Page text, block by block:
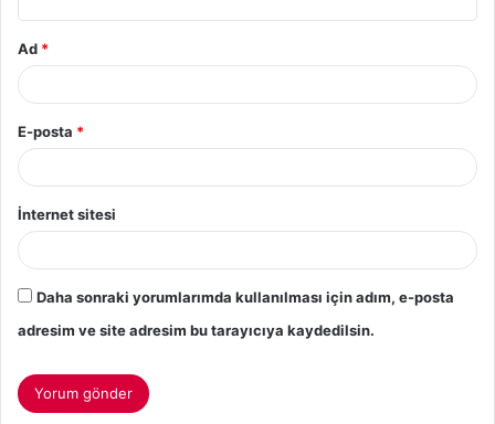
Ad *
E-posta *
İnternet sitesi
Daha sonraki yorumlarımda kullanılması için adım, e-posta
adresim ve site adresim bu tarayıcıya kaydedilsin.